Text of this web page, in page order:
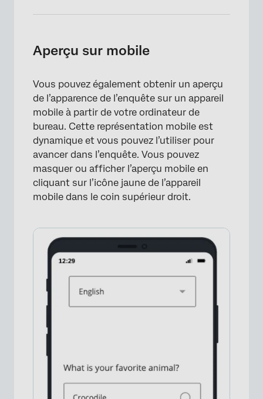
Aperçu sur mobile
Vous pouvez également obtenir un aperçu
de l’apparence de l’enquête sur un appareil
mobile à partir de votre ordinateur de
bureau. Cette représentation mobile est
dynamique et vous pouvez l’utiliser pour
avancer dans l’enquête. Vous pouvez
masquer ou afficher l’aperçu mobile en
cliquant sur l’icône jaune de l’appareil
mobile dans le coin supérieur droit.